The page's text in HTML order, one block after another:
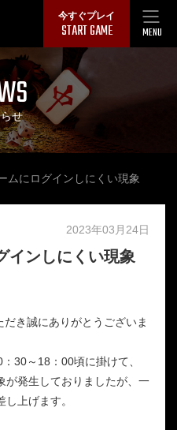
今すぐプレイ
START GAME MENU
せ
ムにログインしにくい現象
2023年03月24日
インしにくい現象
き誠にありがとうございま
30～18：00頃に掛けて、
が発生しておりましたが、一
上げます。